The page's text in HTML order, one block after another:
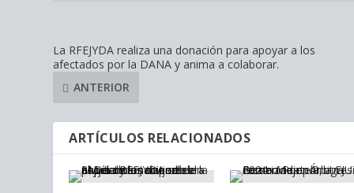
La RFEJYDA realiza una donación para apoyar a los
afectados por la DANA y anima a colaborar.
ANTERIOR
ARTÍCULOS RELACIONADOS